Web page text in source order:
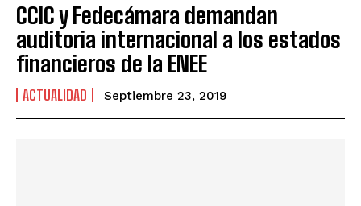
CCIC y Fedecámara demandan
auditoria internacional a los estados
financieros de la ENEE
ACTUALIDAD Septiembre 23, 2019